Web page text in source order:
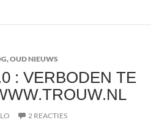
,OUD NIEUWS
: VERBODEN TE
2 REACTIES